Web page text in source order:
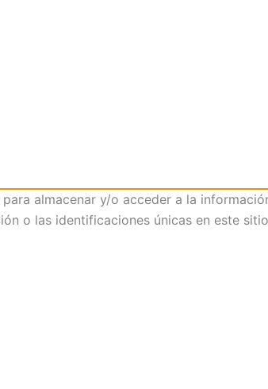
almacenar y/o acceder a la
o las identificaciones únicas en este